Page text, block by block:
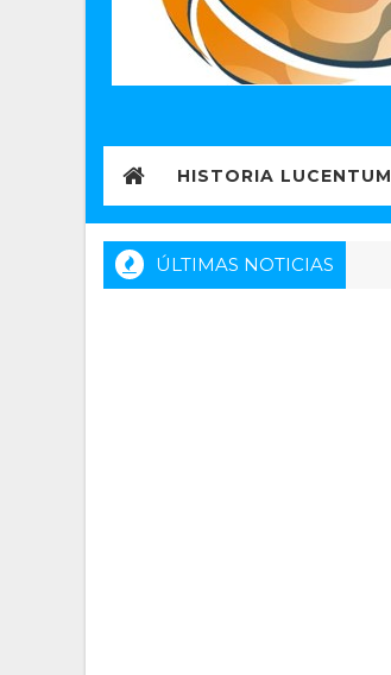
HISTORIA LUCENTUM
ÚLTIMAS NOTICIAS